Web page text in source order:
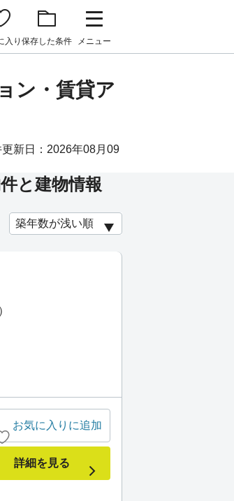
入り 保存した条件 メニュー
ン・賃貸ア
新日：2026年08月09
と建物情報
お気に入りに追加
詳細を見る